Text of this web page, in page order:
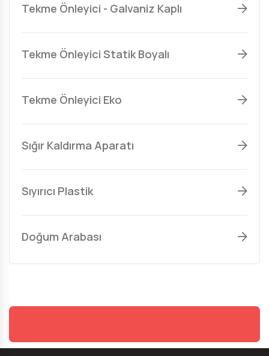
Tekme Önleyici - Galvaniz Kaplı
Tekme Önleyici Statik Boyalı
Tekme Önleyici Eko
Sığır Kaldırma Aparatı
Sıyırıcı Plastik
Doğum Arabası